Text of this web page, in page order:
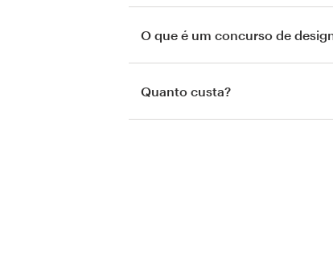
O que é um concurso de
Quanto custa?